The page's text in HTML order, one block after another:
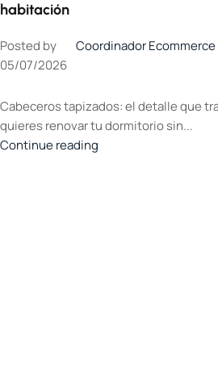
habitación
Posted by
Coordinador Ecommerce
05/07/2026
Cabeceros tapizados: el detalle que
quieres renovar tu dormitorio sin...
Continue reading